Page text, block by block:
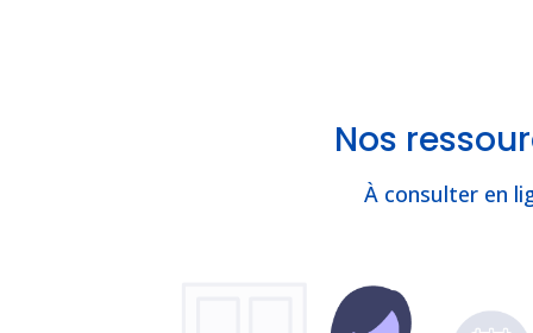
Nos
À consulter en